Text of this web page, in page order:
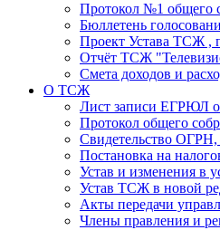
Протокол №1 общего
Бюллетень
Проект Устава ТСЖ ,
Отчёт ТСЖ
Смета доходов и
О ТСЖ
Лист записи ЕГРЮЛ
Протокол общего
Свидетельство ОГРН,
Постановка на
Устав и изменения в
Устав ТСЖ в новой
Акты передачи
Члены правления и